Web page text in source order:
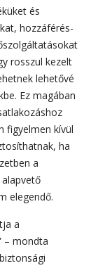
és
hozzáférés-
rosszul kezelt
lehetővé
Ez magában
figyelmen kívül
ha
a
elegendő.
a
– mondta